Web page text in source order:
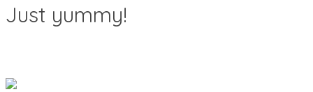
Just yummy!